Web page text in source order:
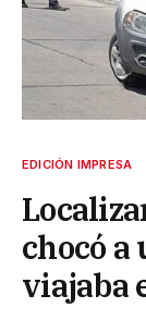
EDICIÓN IMPRESA
chocó a
viajaba